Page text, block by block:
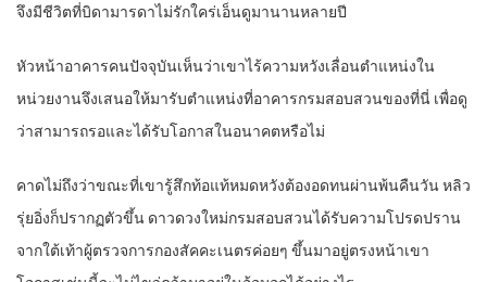
จึงมีชีวิตที่บิดามารดาไม่รักใคร่เอ็นดูมานานหลายปี
หัวหน้าอาคารคนปัจจุบันเห็นว่าเขาไร้ความหวังเลื่อนตำแหน่งใน
หน่วยงานจึงเสนอให้มารับตำแหน่งที่อาคารกรมสอบสวนของที่นี่ เพื่อดู
ว่าสามารถรอและได้รับโอกาสในอนาคตหรือไม่
คาดไม่ถึงว่าขณะที่เขารู้สึกท้อแท้หมดหวังต้องอดทนผ่านพ้นคืนวัน หลิว
รุ่ยอิ่งก็ปรากฏตัวขึ้น ดาวดวงใหม่กรมสอบสวนได้รับความโปรดปราน
จากใต้เท้าผู้ตรวจการกองสัคคะเนตรค่อยๆ ขึ้นมาอยู่ตรงหน้าเขา